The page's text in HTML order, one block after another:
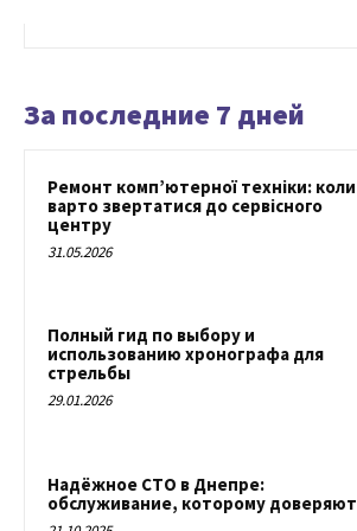
За последние 7 дней
Ремонт комп’ютерної техніки: коли
варто звертатися до сервісного
центру
31.05.2026
Полный гид по выбору и
использованию хронографа для
стрельбы
29.01.2026
Надёжное СТО в Днепре:
обслуживание, которому доверяют